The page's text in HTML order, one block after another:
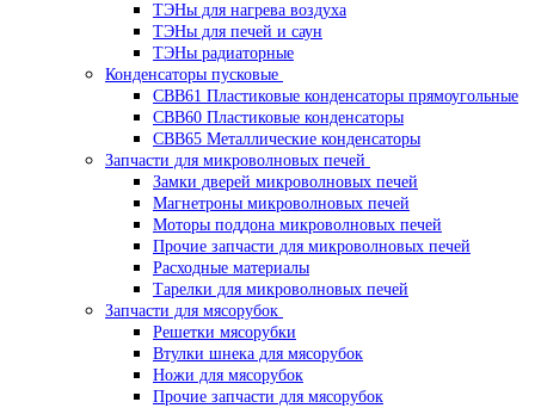
ТЭНы для нагрева воздуха
ТЭНы для печей и саун
ТЭНы радиаторные
Конденсаторы пусковые
CBB61 Пластиковые конденсаторы прямоугольные
CBB60 Пластиковые конденсаторы
CBB65 Металлические конденсаторы
Запчасти для микроволновых печей
Замки дверей микроволновых печей
Магнетроны микроволновых печей
Моторы поддона микроволновых печей
Прочие запчасти для микроволновых печей
Расходные материалы
Тарелки для микроволновых печей
Запчасти для мясорубок
Решетки мясорубки
Втулки шнека для мясорубок
Ножи для мясорубок
Прочие запчасти для мясорубок